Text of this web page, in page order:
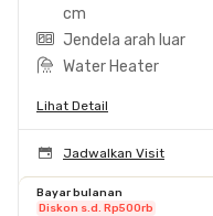
cm
Jendela arah luar
Water Heater
Lihat Detail
Jadwalkan Visit
Bayar bulanan
Diskon s.d. Rp500rb